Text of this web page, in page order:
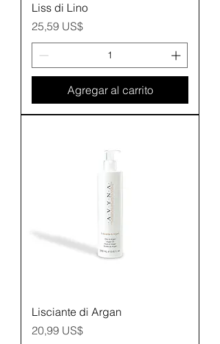
Liss di Lino
Precio
25,59 US$
Agregar al carrito
Lisciante di Argan
Precio
20,99 US$